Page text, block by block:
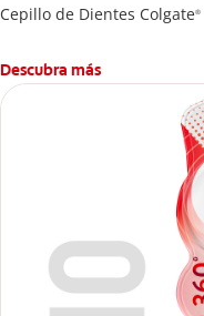
Cepillo de Dientes Colgate®
Descubra más